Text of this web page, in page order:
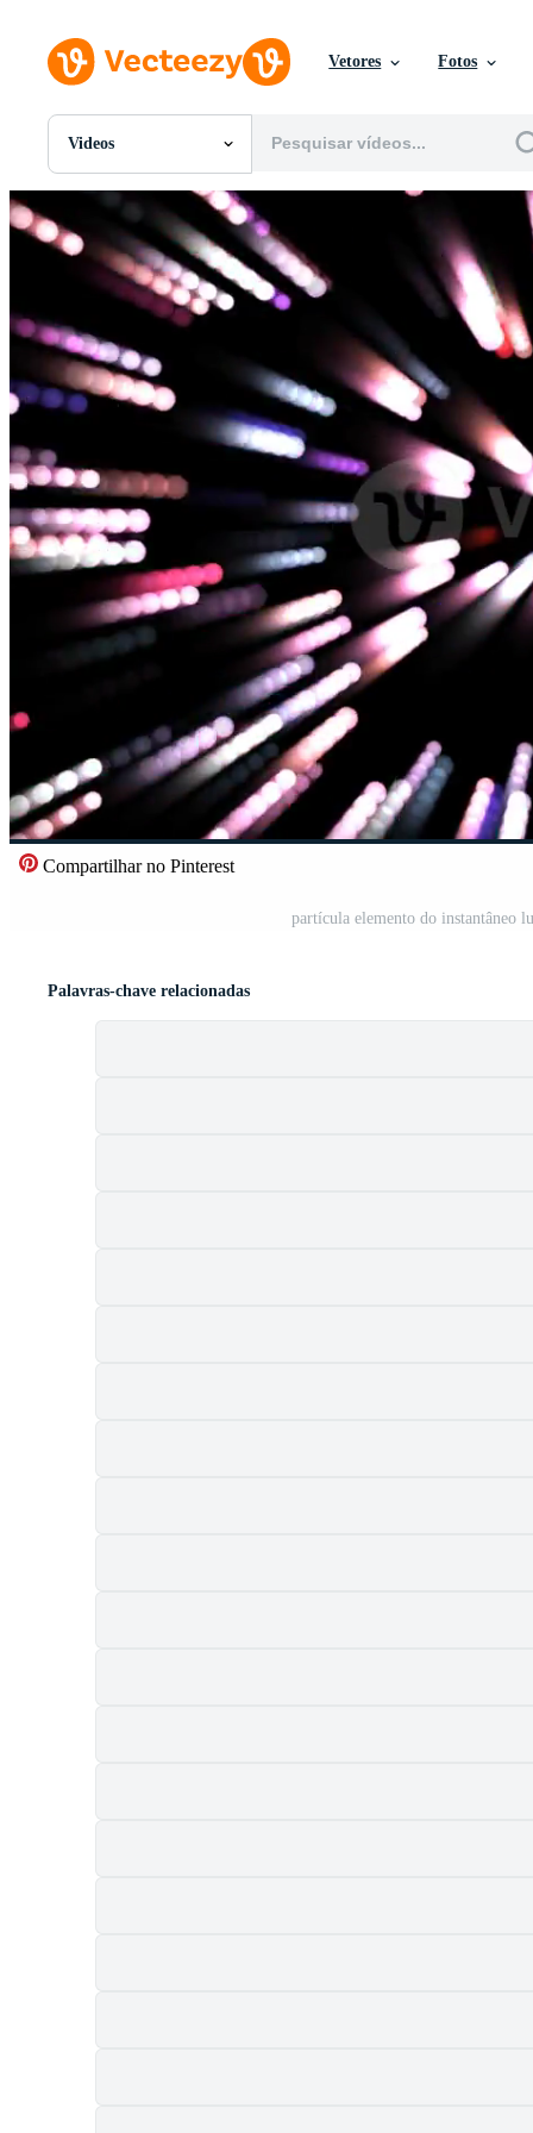
Vetores Fotos
Videos
Todas Imagens
Fotos
PSDs
SVGs
Modelos
Videos
Motion graphics
Imagens Editoriais
Eventos Editoriais
Compartilhar no Pinterest
partícula elemento do instantâneo
Palavras-chave relacionadas